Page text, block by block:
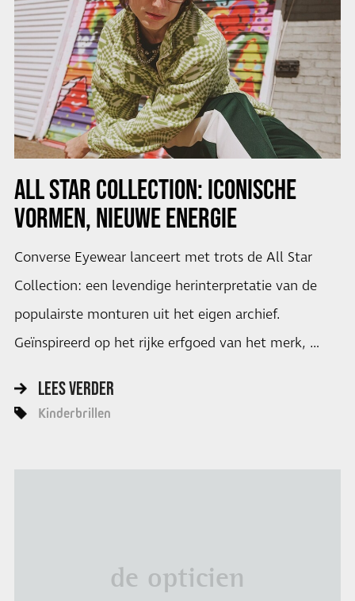
ALL STAR COLLECTION: ICONISCHE
VORMEN, NIEUWE ENERGIE
Converse Eyewear lanceert met trots de All Star
Collection: een levendige herinterpretatie van de
populairste monturen uit het eigen archief.
Geïnspireerd op het rijke erfgoed van het merk, …
LEES VERDER
Kinderbrillen
de opticien